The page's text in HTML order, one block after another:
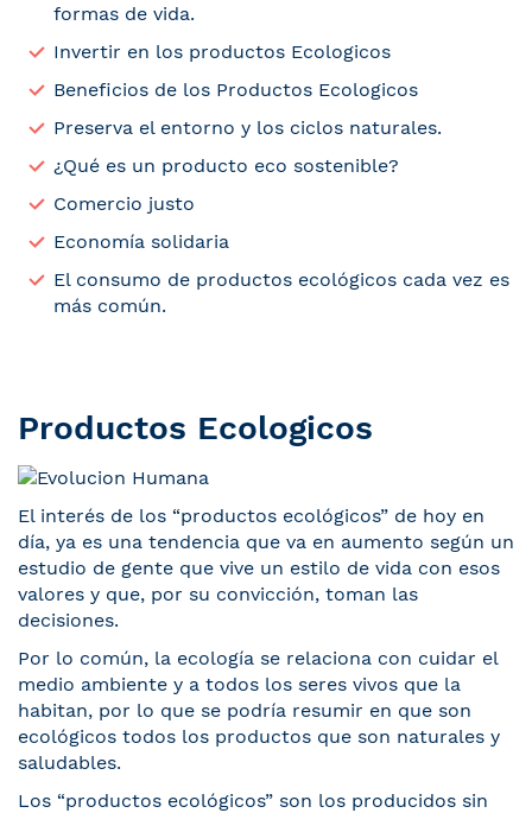
formas de vida.
Invertir en los productos Ecologicos
Beneficios de los Productos Ecologicos
Preserva el entorno y los ciclos naturales.
¿Qué es un producto eco sostenible?
Comercio justo
Economía solidaria
El consumo de productos ecológicos cada vez es
más común.
Productos Ecologicos
El interés de los “productos ecológicos” de hoy en
día, ya es una tendencia que va en aumento según un
estudio de gente que vive un estilo de vida con esos
valores y que, por su convicción, toman las
decisiones.
Por lo común, la ecología se relaciona con cuidar el
medio ambiente y a todos los seres vivos que la
habitan, por lo que se podría resumir en que son
ecológicos todos los productos que son naturales y
saludables.
Los “productos ecológicos” son los producidos sin